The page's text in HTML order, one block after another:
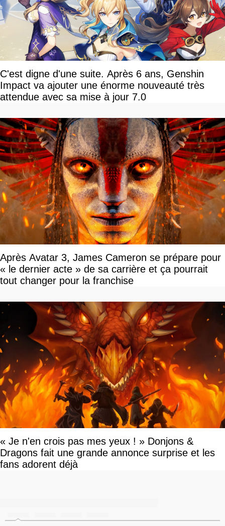
C'est digne d'une suite. Après 6 ans, Genshin
Impact va ajouter une énorme nouveauté très
attendue avec sa mise à jour 7.0
Après Avatar 3, James Cameron se prépare pour
« le dernier acte » de sa carrière et ça pourrait
tout changer pour la franchise
« Je n'en crois pas mes yeux ! » Donjons &
Dragons fait une grande annonce surprise et les
fans adorent déjà